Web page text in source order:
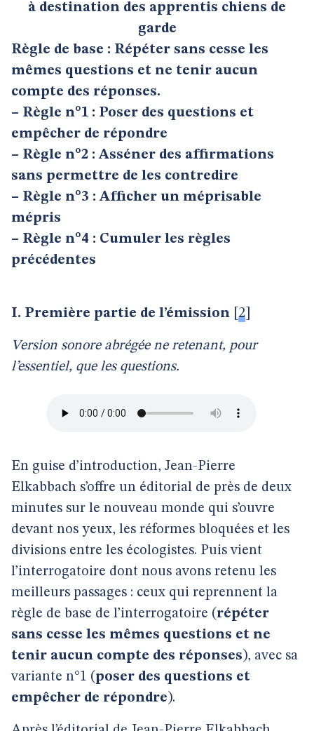
à destination des apprentis chiens de
garde
Règle de base : Répéter sans cesse les
mêmes questions et ne tenir aucun
compte des réponses.
– Règle n°1 : Poser des questions et
empêcher de répondre
– Règle n°2 : Asséner des affirmations
sans permettre de les contredire
– Règle n°3 : Afficher un méprisable
mépris
– Règle n°4 : Cumuler les règles
précédentes
I. Première partie de l’émission 2
Version sonore abrégée ne retenant, pour
l’essentiel, que les questions.
En guise d’introduction, Jean-Pierre
Elkabbach s’offre un éditorial de près de deux
minutes sur le nouveau monde qui s’ouvre
devant nos yeux, les réformes bloquées et les
divisions entre les écologistes. Puis vient
l’interrogatoire dont nous avons retenu les
meilleurs passages : ceux qui reprennent la
règle de base de l’interrogatoire (répéter
sans cesse les mêmes questions et ne
tenir aucun compte des réponses ), avec sa
variante n°1 (poser des questions et
empêcher de répondre ).